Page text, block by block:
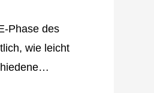
Phase des
wie leicht